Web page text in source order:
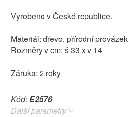
Vyrobeno v České republice.
Materiál: dřevo, přírodní provázek
Rozměry v cm: š 33 x v 14
Záruka: 2 roky
Kód:E2576
Další parametry